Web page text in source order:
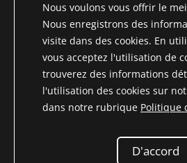
Informations sur la protection
Content
* Tous les prix incluent la TVA pour
et les frais de
remboursement, sauf
Nous voulons vous offrir le
Nous enregistrons des
visite dans des cookies. En
vous acceptez l'utilisation de
trouverez des informations
l'utilisation des cookies sur
dans notre rubrique Politique
D'accord